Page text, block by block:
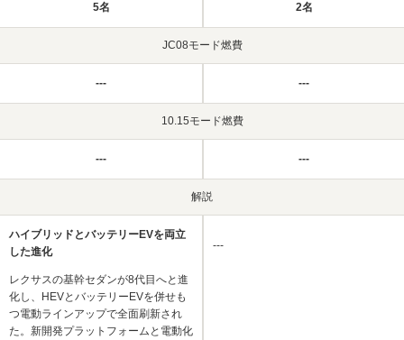
5名 2名
JC08モード燃費
--- ---
10.15モード燃費
--- ---
解説
ハイブリッドとバッテリーEVを両立
した進化
レクサスの基幹セダンが8代目へと進
化し、HEVとバッテリーEVを併せも
つ電動ラインアップで全面刷新され
た。新開発プラットフォームと電動化
---